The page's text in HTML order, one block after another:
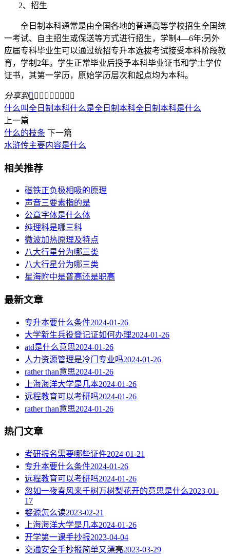
2、招生
全日制本科通常是由全国各地的普通高等学校招生全国统
一考试、自主招生或保送等方式进行招生，学制4—6年;另外
应届专科毕业生可以通过统招专升本选拔考试接受本科阶段教
育，学制2年。学生正常毕业后授予本科毕业证书和学士学位
证书，其第一学历，原始学历层次和起点均为本科。
分享到        
什么叫全日制本科什么是全日制本科全日制本科是什么
上一篇
什么的枝条 下一篇
水浒传主要内容是什么
相关推荐
磁铁正负极相吸的原理
声音三要素指的是
公章字体是什么体
纯理科是哪三科
微波加热原理及特点
八大行星分为哪三类
八大行星分为哪三类
星海附中是普高还是职高
最新文章
专升本要什么条件2024-01-26
大学新生兵役登记证如何办理2024-01-26
atd是什么意思2024-01-26
人力资源管理是冷门专业吗2024-01-26
rather than意思2024-01-26
上海海洋大学是几本2024-01-26
远程教育可以考研吗2024-01-26
rather than意思2024-01-26
热门文章
考研报名需要哪些证件2024-01-21
专升本要什么条件2024-01-26
远程教育可以考研吗2024-01-26
忽如一夜春风来千树万树梨花开的意思是什么2023-01-
17
婺源怎么读2023-02-21
上海海洋大学是几本2024-01-26
开学第一课手抄报2023-04-04
交通安全手抄报简单又漂亮2023-03-29